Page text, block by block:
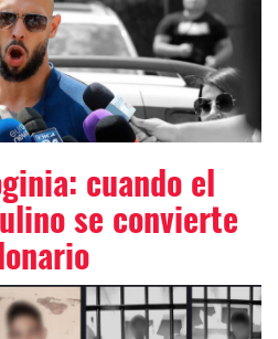
cuando el
se convierte